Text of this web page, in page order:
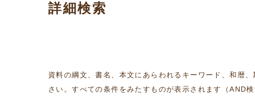
詳細検索
資料の綱文、書名、本文にあらわれるキーワード、和暦
さい。すべての条件をみたすものが表示されます（AND検